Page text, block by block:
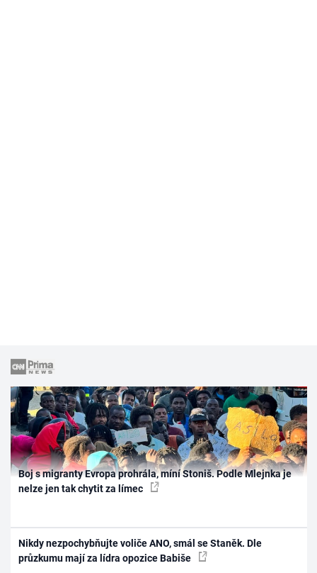
Boj s migranty Evropa prohrála, míní Stoniš. Podle Mlejnka je
nelze jen tak chytit za límec
Nikdy nezpochybňujte voliče ANO, smál se Staněk. Dle
průzkumu mají za lídra opozice Babiše